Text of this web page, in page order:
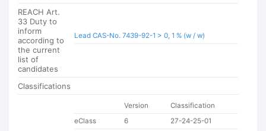
REACH Art.
33 Duty to
inform
according to
the current
list of
candidates
Lead CAS-No. 7439-92-1 > 0, 1 % (w / w)
Classifications
Version
Classification
eClass
6
27-24-25-01